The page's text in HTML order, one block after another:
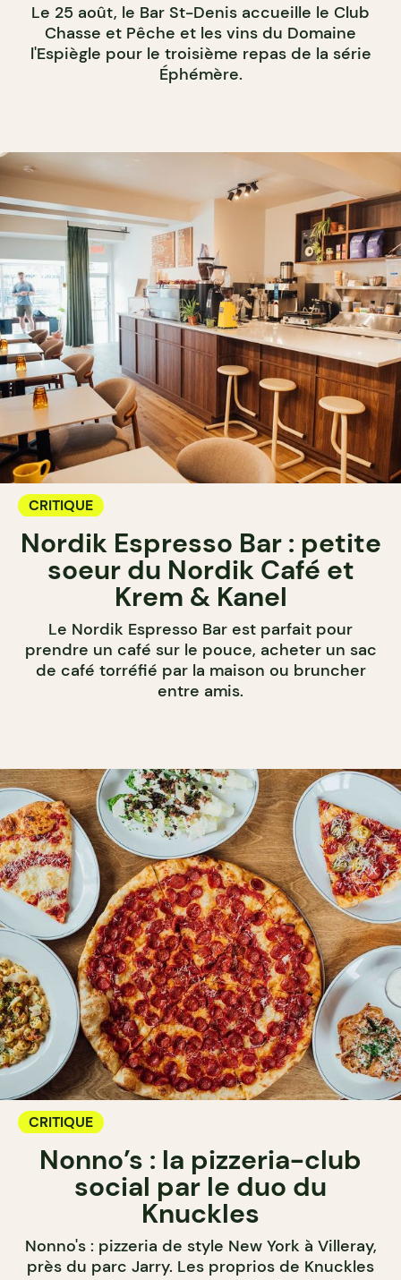
Le 25 août, le Bar St-Denis accueille le Club
Chasse et Pêche et les vins du Domaine
l'Espiègle pour le troisième repas de la série
Éphémère.
CRITIQUE
Nordik Espresso Bar : petite
soeur du Nordik Café et
Krem & Kanel
Le Nordik Espresso Bar est parfait pour
prendre un café sur le pouce, acheter un sac
de café torréfié par la maison ou bruncher
entre amis.
CRITIQUE
Nonno’s : la pizzeria-club
social par le duo du
Knuckles
Nonno's : pizzeria de style New York à Villeray,
près du parc Jarry. Les proprios de Knuckles